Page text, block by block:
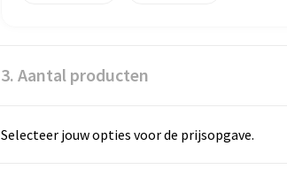
3. Aantal producten
Selecteer jouw opties voor de prijsopgave.